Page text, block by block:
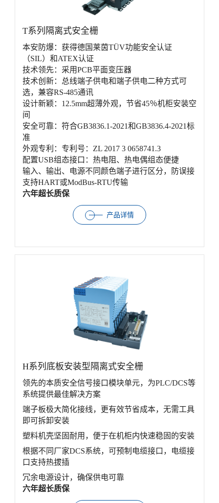
T系列隔离式安全栅
本安防爆：获得德国莱茵TÜV功能安全认证
（SIL）和ATEX认证
技术领先：采用PCB平面变压器
技术创新：总线端子供电和端子供电二种方式可
选，兼容RS-485通讯
设计新颖：12.5mm超薄外观，节省45％机柜安装空
间
安全可靠：符合GB3836.1-2021和GB3836.4-2021标
准
外观专利：专利号：ZL 2017 3 0658741.3
配置USB组态接口：热电阻、热电偶组态便捷
输入、输出、电源不同颜色端子进行区分，防误接
支持HART或ModBus-RTU传输
六年超长质保
产品详情
H系列底板安装型隔离式安全栅
领先的本质安全信号接口模块单元，为PLC/DCS等
系统提供最佳解决方案
端子板极大简化接线，更有效节省成本，无需工具
即可拆卸安装
塑料机壳坚固耐用，便于在机柜内快速稳固的安装
根据不同厂家DCS系统，可预制电缆接口，电缆接
口支持热拔插
冗余电源设计，确保供电可靠
六年超长质保